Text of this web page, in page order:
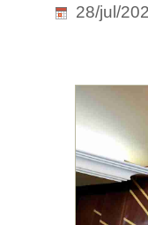
28/jul/